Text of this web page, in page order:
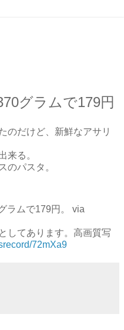
グラムで179円
のだけど、新鮮なアサリ
来る。
のパスタ。
ラムで179円。 via
してあります。高画質写
72mXa9